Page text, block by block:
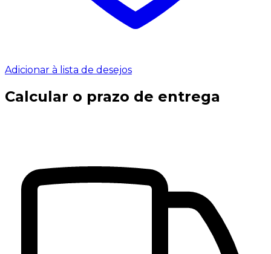
Adicionar à lista de desejos
Calcular o prazo de entrega